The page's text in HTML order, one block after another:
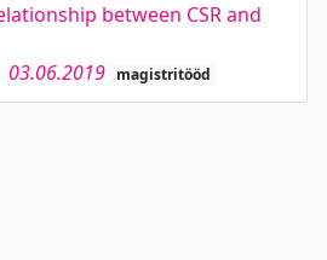
between CSR and
03.06.2019 magistritööd